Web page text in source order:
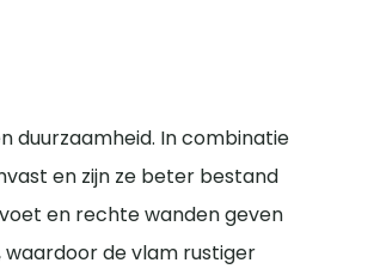
duurzaamheid. In combinatie
en zijn ze beter bestand
en rechte wanden geven
de vlam rustiger